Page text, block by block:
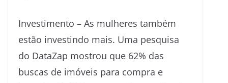
Investimento – As mulheres também
estão investindo mais. Uma pesquisa
do DataZap mostrou que 62% das
buscas de imóveis para compra e